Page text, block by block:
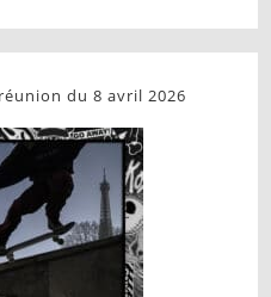
du 8 avril 2026